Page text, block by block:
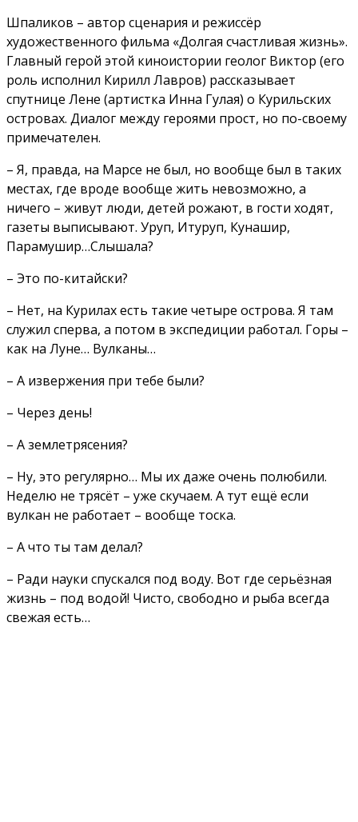
Шпаликов – автор сценария и режиссёр
художественного фильма «Долгая счастливая жизнь».
Главный герой этой киноистории геолог Виктор (его
роль исполнил Кирилл Лавров) рассказывает
спутнице Лене (артистка Инна Гулая) о Курильских
островах. Диалог между героями прост, но по-своему
примечателен.
– Я, правда, на Марсе не был, но вообще был в таких
местах, где вроде вообще жить невозможно, а
ничего – живут люди, детей рожают, в гости ходят,
газеты выписывают. Уруп, Итуруп, Кунашир,
Парамушир…Слышала?
– Это по-китайски?
– Нет, на Курилах есть такие четыре острова. Я там
служил сперва, а потом в экспедиции работал. Горы –
как на Луне… Вулканы…
– А извержения при тебе были?
– Через день!
– А землетрясения?
– Ну, это регулярно… Мы их даже очень полюбили.
Неделю не трясёт – уже скучаем. А тут ещё если
вулкан не работает – вообще тоска.
– А что ты там делал?
– Ради науки спускался под воду. Вот где серьёзная
жизнь – под водой! Чисто, свободно и рыба всегда
свежая есть…